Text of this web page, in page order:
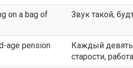
on a bag of
Звук такой,
age pension
Каждый
старости,